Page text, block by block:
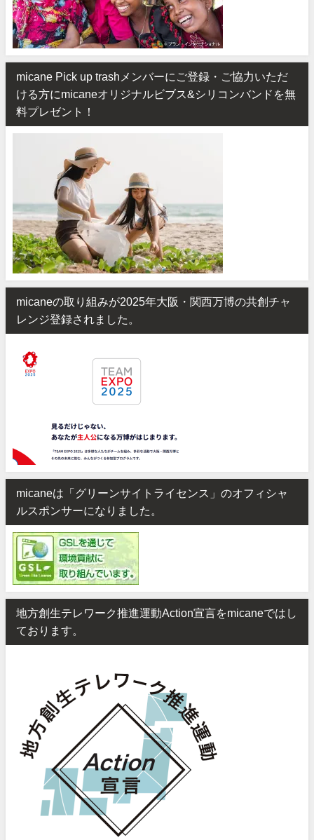
micane Pick up trashメンバーにご登録・ご協力いただ
ける方にmicaneオリジナルビブス&シリコンバンドを無
料プレゼント！
micaneの取り組みが2025年大阪・関西万博の共創チャ
レンジ登録されました。
micaneは「グリーンサイトライセンス」のオフィシャ
ルスポンサーになりました。
地方創生テレワーク推進運動Action宣言をmicaneではし
ております。